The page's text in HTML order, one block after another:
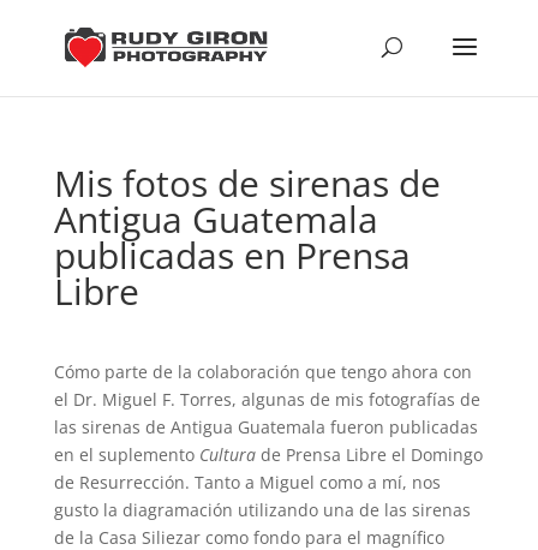
Mis fotos de sirenas de
Antigua Guatemala
publicadas en Prensa
Libre
Cómo parte de la colaboración que tengo ahora con
el Dr. Miguel F. Torres, algunas de mis fotografías de
las sirenas de Antigua Guatemala fueron publicadas
en el suplemento Culturade Prensa Libre el Domingo
de Resurrección. Tanto a Miguel como a mí, nos
gusto la diagramación utilizando una de las sirenas
de la Casa Siliezar como fondo para el magnífico